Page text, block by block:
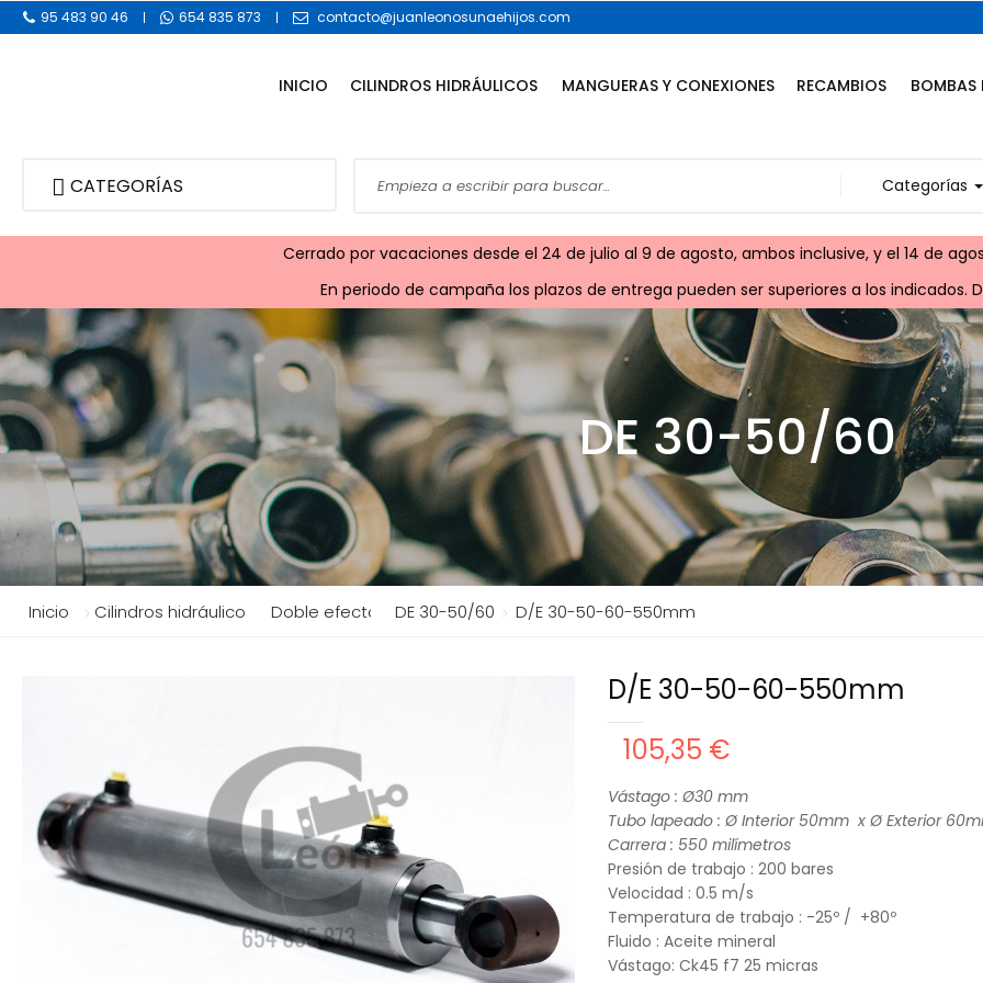
95 483 90 46 654 835 873 contacto@juanleonosunaehijos.com
INICIO CILINDROS HIDRÁULICOS MANGUERAS Y CONEXIONES RECAMBIOS BOMBAS
CATEGORÍAS Categorías
Cerrado por vacaciones desde el 24 de julio al 9 de agosto, ambos inclusive, y el 14 de
En periodo de campaña los plazos de entrega pueden ser superiores a los indicados.
DE 30-50/60
Inicio Cilindros hidráulicos Doble efecto DE 30-50/60 D/E 30-50-60-550mm
D/E 30-50-60-550mm
105,35 €
Vástago : Ø30mm
Tubo lapeado : Ø Interior 50mm x Ø Exterior
Carrera : 550 milímetros
Presión de trabajo : 200 bares
Velocidad : 0.5 m/s
Temperatura de trabajo : -25º / +80º
Fluido : Aceite mineral
Vástago: Ck45 f7 25 micras